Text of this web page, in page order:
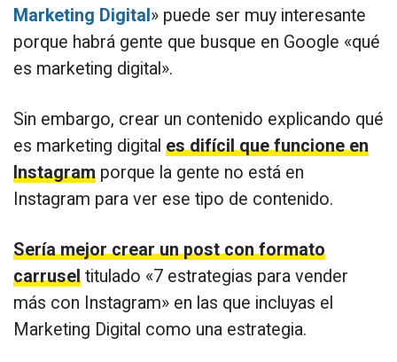
Marketing Digital » puede ser muy interesante
porque habrá gente que busque en Google «qué
es marketing digital».
Sin embargo, crear un contenido explicando qué
es marketing digital es difícil que funcione en
Instagram porque la gente no está en
Instagram para ver ese tipo de contenido.
Sería mejor crear un post con formato
carrusel titulado «7 estrategias para vender
más con Instagram» en las que incluyas el
Marketing Digital como una estrategia.